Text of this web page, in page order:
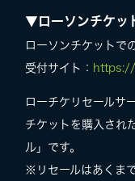
▼ローソンチケッ
ローソンチケットで
受付サイト：
ローチケリセールサ
チケットを購入され
ル」です。
※リセールはあくま